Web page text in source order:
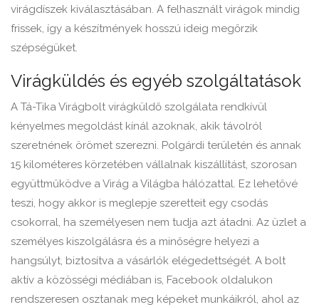
virágdíszek kiválasztásában. A felhasznált virágok mindig
frissek, így a készítmények hosszú ideig megőrzik
szépségüket.
Virágküldés és egyéb szolgáltatások
A Tá-Tika Virágbolt virágküldő szolgálata rendkívül
kényelmes megoldást kínál azoknak, akik távolról
szeretnének örömet szerezni. Polgárdi területén és annak
15 kilométeres körzetében vállalnak kiszállítást, szorosan
együttműködve a Virág a Világba hálózattal. Ez lehetővé
teszi, hogy akkor is meglepje szeretteit egy csodás
csokorral, ha személyesen nem tudja azt átadni. Az üzlet a
személyes kiszolgálásra és a minőségre helyezi a
hangsúlyt, biztosítva a vásárlók elégedettségét. A bolt
aktív a közösségi médiában is, Facebook oldalukon
rendszeresen osztanak meg képeket munkáikról, ahol az